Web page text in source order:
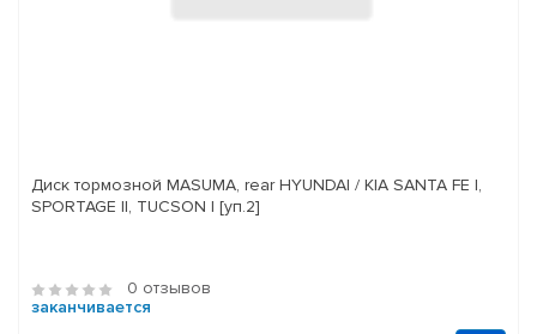
Диск тормозной MASUMA, rear HYUNDAI / KIA SANTA FE I,
SPORTAGE II, TUCSON I [уп.2]
0 отзывов
заканчивается